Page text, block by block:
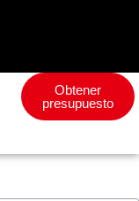
Obtener
presupuesto